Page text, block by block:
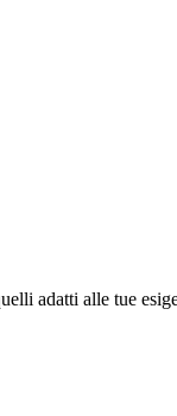
adatti alle tue